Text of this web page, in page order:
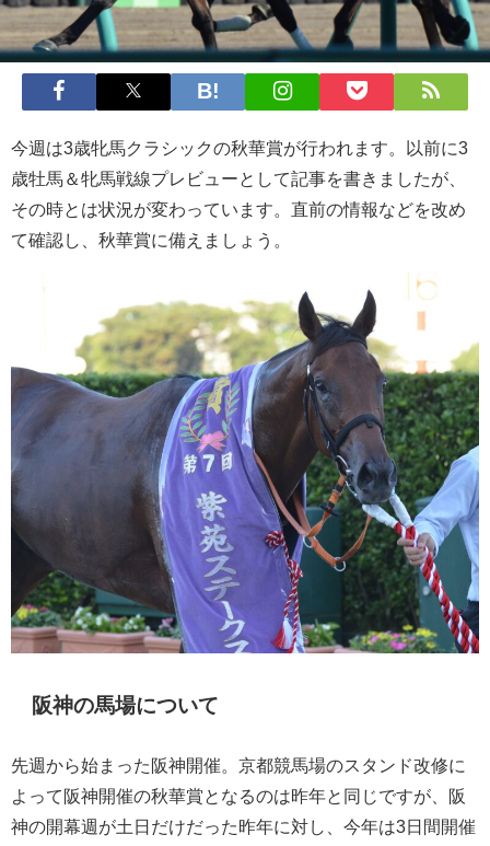
今週は3歳牝馬クラシックの秋華賞が行われます。以前に3
歳牡馬＆牝馬戦線プレビューとして記事を書きましたが、
その時とは状況が変わっています。直前の情報などを改め
て確認し、秋華賞に備えましょう。
阪神の馬場について
先週から始まった阪神開催。京都競馬場のスタンド改修に
よって阪神開催の秋華賞となるのは昨年と同じですが、阪
神の開幕週が土日だけだった昨年に対し、今年は3日間開催